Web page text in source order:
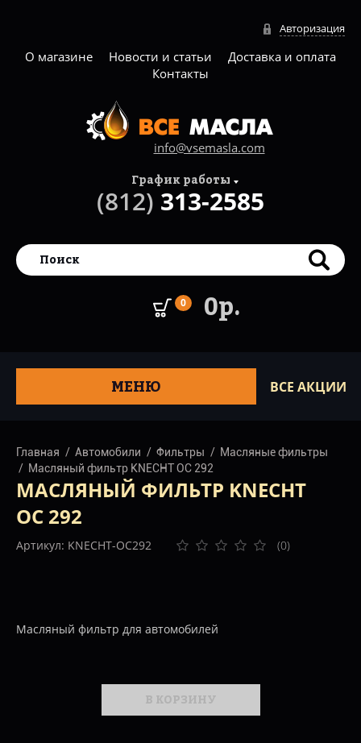
Авторизация
О магазине Новости и статьи
Доставка и оплата
Контакты
info@vsemasla.com
0 0р.
График работы
(812) 313-2585
МЕНЮ ВСЕ АКЦИИ
Главная Автомобили Фильтры
Масляные фильтры
Масляный фильтр KNECHT OC 292
МАСЛЯНЫЙ ФИЛЬТР KNECHT
OC 292
Артикул: KNECHT-OC292 (0)
Масляный фильтр для автомобилей
В КОРЗИНУ